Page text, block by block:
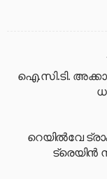
ഐ.സി.ടി.
റെയില്‍വേ
ട്രെയിന്‍